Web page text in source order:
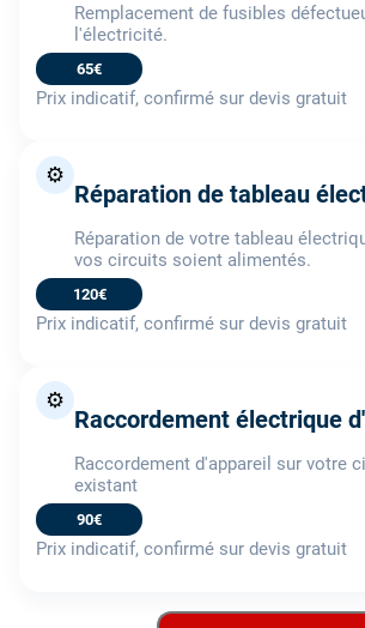
Remplacement de fusibles
l'électricité.
65€
Prix indicatif, confirmé sur devis gratuit
⚙️
Réparation de tableau
Réparation de votre tableau
vos circuits soient alimentés.
120€
Prix indicatif, confirmé sur devis gratuit
⚙️
Raccordement électrique
Raccordement d'appareil sur votre
existant
90€
Prix indicatif, confirmé sur devis gratuit